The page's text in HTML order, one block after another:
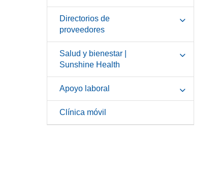
Directorios de
proveedores
Salud y bienestar |
Sunshine Health
Apoyo laboral
Clínica móvil